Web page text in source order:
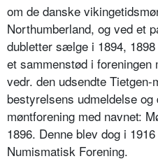
om de danske
Northumberland, og ved et
dubletter sælge i 1894,
et sammenstød i foreningen
vedr. den udsendte
bestyrelsens udmeldelse og
møntforening med navnet:
1896. Denne blev dog i
Numismatisk Forening.